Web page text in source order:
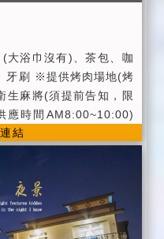
大浴巾沒有)、茶包、咖
牙刷 ※提供烤肉場地(烤
麻將(須提前告知，限
時間AM8:00~10:00)
嚀】 ●平日：週日～週
以前。 ●入住時請記得
在辦理登記的同時，也
學生證每房優惠100元
結